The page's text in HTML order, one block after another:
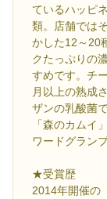
ているハッピ
類。店舗では
かした12～20
クたっぷりの
すめです。チ
月以上の熟成
ザンの乳酸菌
「森のカムイ
ワードグラン
★受賞歴
2014年開催の